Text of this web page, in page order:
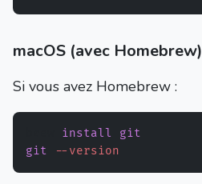
macOS (avec Homebrew)
Si vous avez Homebrew :
install
git
git
--version